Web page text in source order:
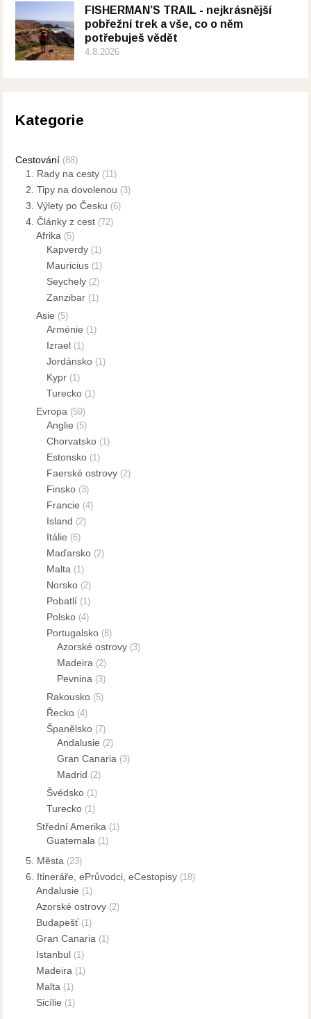
FISHERMAN’S TRAIL - nejkrásnější
pobřežní trek a vše, co o něm
potřebuješ vědět
4.8.2026
Kategorie
Cestování (88)
1. Rady na cesty (11)
2. Tipy na dovolenou (3)
3. Výlety po Česku (6)
4. Články z cest (72)
Afrika (5)
Kapverdy (1)
Mauricius (1)
Seychely (2)
Zanzibar (1)
Asie (5)
Arménie (1)
Izrael (1)
Jordánsko (1)
Kypr (1)
Turecko (1)
Evropa (59)
Anglie (5)
Chorvatsko (1)
Estonsko (1)
Faerské ostrovy (2)
Finsko (3)
Francie (4)
Island (2)
Itálie (6)
Maďarsko (2)
Malta (1)
Norsko (2)
Pobatlí (1)
Polsko (4)
Portugalsko (8)
Azorské ostrovy (3)
Madeira (2)
Pevnina (3)
Rakousko (5)
Řecko (4)
Španělsko (7)
Andalusie (2)
Gran Canaria (3)
Madrid (2)
Švédsko (1)
Turecko (1)
Střední Amerika (1)
Guatemala (1)
5. Města (23)
6. Itineráře, ePrůvodci, eCestopisy (18)
Andalusie (1)
Azorské ostrovy (2)
Budapešť(1)
Gran Canaria (1)
Istanbul (1)
Madeira (1)
Malta (1)
Sicílie (1)